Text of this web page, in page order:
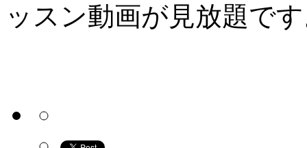
ッスン動画が見放題で